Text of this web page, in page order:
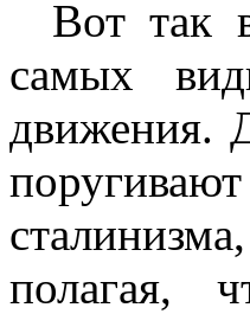
Вот так
самых
движения.
полагая,